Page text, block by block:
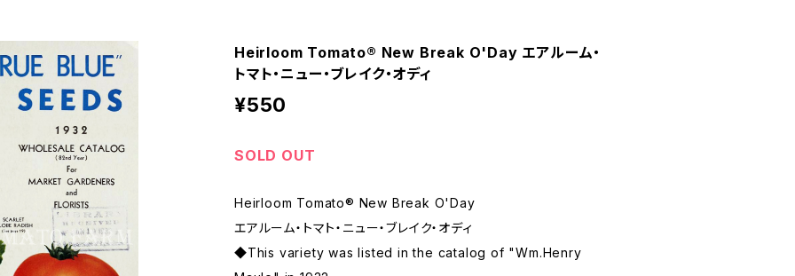
Heirloom Tomato® New Break O'Day エアルーム・
トマト・ニュー・ブレイク・オディ
¥550
SOLD OUT
Heirloom Tomato® New Break O'Day
エアルーム・トマト・ニュー・ブレイク・オディ
◆This variety was listed in the catalog of "Wm.Henry